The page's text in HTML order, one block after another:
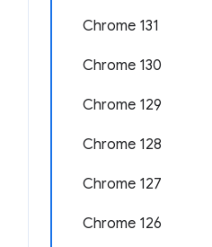
Chrome 131
Chrome 130
Chrome 129
Chrome 128
Chrome 127
Chrome 126